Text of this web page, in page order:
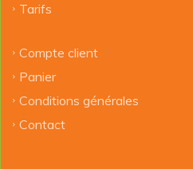
Tarifs
Compte client
Panier
Conditions générales
Contact